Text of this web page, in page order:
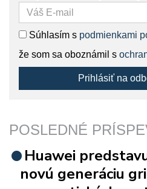
Súhlasím s podmienkami
že som sa oboznámil s
Prihlásiť na
POSLEDNÉ
Huawei
novú generáciu